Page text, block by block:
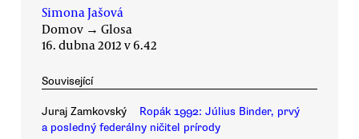
Simona Jašová
Domov → Glosa
16. dubna 2012 v 6.42
Související
Juraj Zamkovský
Ropák 1992: Július Binder, prvý
a posledný federálny ničitel prírody